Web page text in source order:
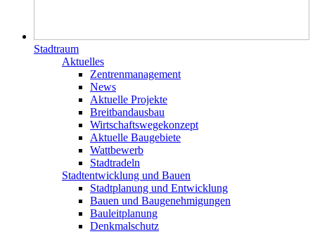
Stadtraum
Aktuelles
Zentrenmanagement
News
Aktuelle Projekte
Breitbandausbau
Wirtschaftswegekonzept
Aktuelle Baugebiete
Wattbewerb
Stadtradeln
Stadtentwicklung und Bauen
Stadtplanung und Entwicklung
Bauen und Baugenehmigungen
Bauleitplanung
Denkmalschutz